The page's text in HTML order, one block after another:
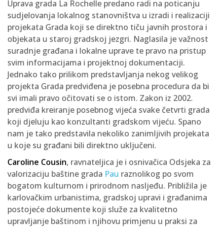
Uprava grada La Rochelle predano radi na poticanju
sudjelovanja lokalnog stanovništva u izradi i realizaciji
projekata Grada koji se direktno tiču javnih prostora i
objekata u staroj gradskoj jezgri. Naglasila je važnost
suradnje građana i lokalne uprave te pravo na pristup
svim informacijama i projektnoj dokumentaciji.
Jednako tako prilikom predstavljanja nekog velikog
projekta Grada predviđena je posebna procedura da bi
svi imali pravo očitovati se o istom. Zakon iz 2002.
predviđa kreiranje posebnog vijeća svake četvrti grada
koji djeluju kao konzultanti gradskom vijeću. Spano
nam je tako predstavila nekoliko zanimljivih projekata
u koje su građani bili direktno uključeni.
Caroline Cousin, ravnateljica je i osnivačica Odsjeka za
valorizaciju baštine grada Pau raznolikog po svom
bogatom kulturnom i prirodnom nasljeđu. Približila je
karlovačkim urbanistima, gradskoj upravi i građanima
postojeće dokumente koji služe za kvalitetno
upravljanje baštinom i njihovu primjenu u praksi za